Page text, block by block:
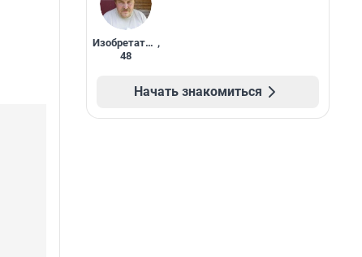
Изобретатель ,
48
Начать знакомиться